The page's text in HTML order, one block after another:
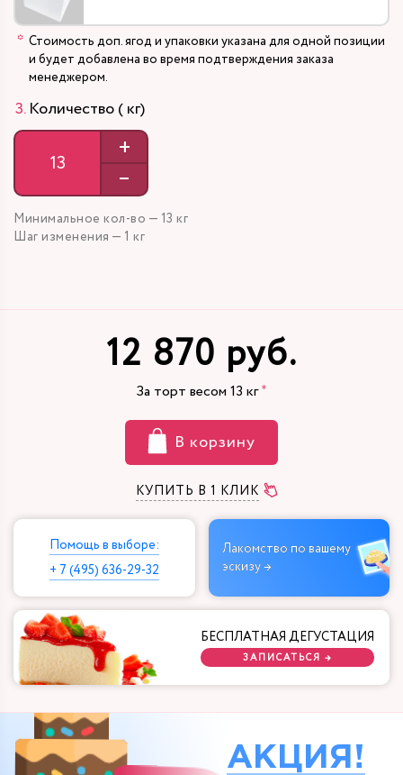
Стоимость доп. ягод и упаковки указана для одной позиции
и будет добавлена во время подтверждения заказа
менеджером.
Количество ( кг)
+
–
Минимальное кол-во — 13 кг
Шаг изменения — 1 кг
12 870 руб.
За торт весом 13 кг
В корзину
КУПИТЬ В 1 КЛИК
Помощь в выборе:
+ 7 (495) 636-29-32
Лакомство по вашему
эскизу →
БЕСПЛАТНАЯ ДЕГУСТАЦИЯ
ЗАПИСАТЬСЯ →
АКЦИЯ!